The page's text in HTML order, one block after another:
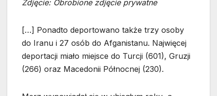
Zdjęcie: Obrobione zdjęcie prywatne
[…] Ponadto deportowano także trzy osoby
do Iranu i 27 osób do Afganistanu. Najwięcej
deportacji miało miejsce do Turcji (601), Gruzji
(266) oraz Macedonii Północnej (230).